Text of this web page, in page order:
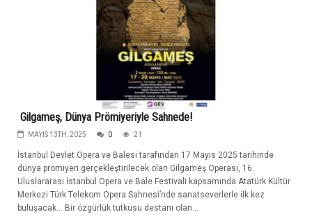
Gilgameş, Dünya Prömiyeriyle Sahnede!
MAYIS 13TH, 2025 0 21
İstanbul Devlet Opera ve Balesi tarafından 17 Mayıs 2025 tarihinde
dünya prömiyeri gerçekleştirilecek olan Gilgameş Operası, 16.
Uluslararası İstanbul Opera ve Bale Festivali kapsamında Atatürk Kültür
Merkezi Türk Telekom Opera Sahnesi’nde sanatseverlerle ilk kez
buluşacak… Bir özgürlük tutkusu destanı olan...